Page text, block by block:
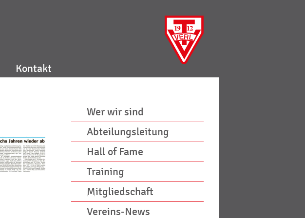
Kontakt
Wer wir sind
Abteilungsleitung
Hall of Fame
Training
Mitgliedschaft
Vereins-News